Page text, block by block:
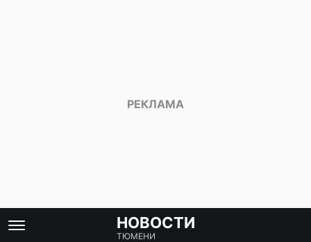
НОВОСТИ
ТЮМЕНИ